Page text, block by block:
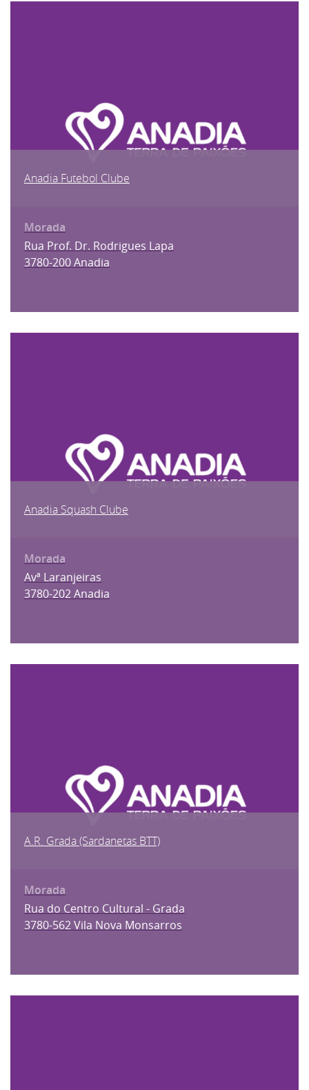
Anadia Futebol Clube
Rua Prof. Dr. Rodrigues Lapa
3780-200 Anadia
Anadia Squash Clube
Avª Laranjeiras
3780-202 Anadia
A.R. Grada (Sardanetas BTT)
Rua do Centro Cultural - Grada
3780-562 Vila Nova Monsarros